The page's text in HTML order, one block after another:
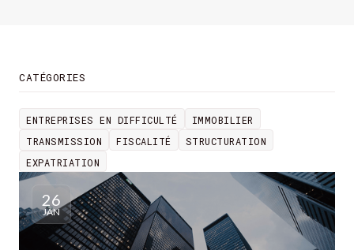
CATÉGORIES
ENTREPRISES EN DIFFICULTÉ
IMMOBILIER
TRANSMISSION
FISCALITÉ
STRUCTURATION
EXPATRIATION
EXPATRIATION
26
JAN